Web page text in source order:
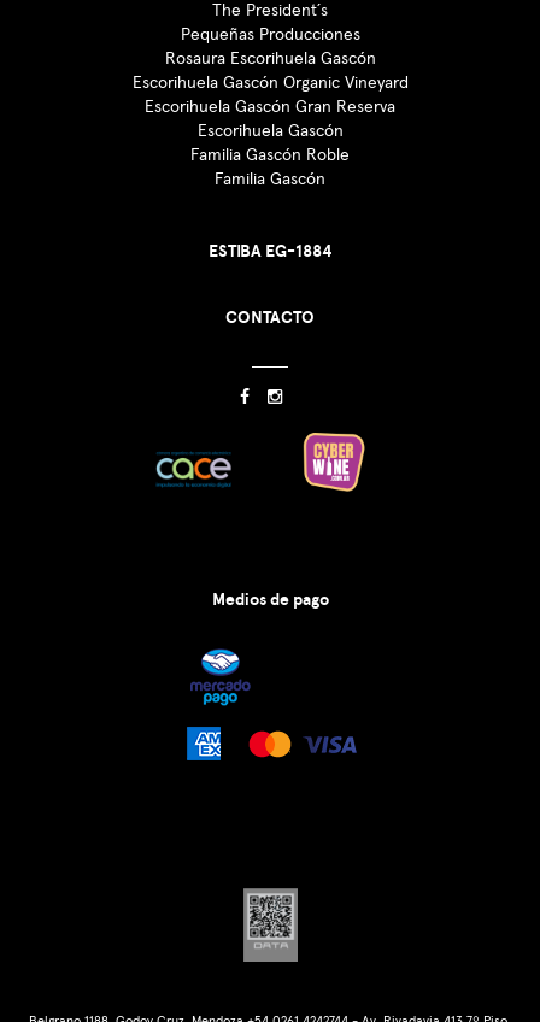
The President´s
Pequeñas Producciones
Rosaura Escorihuela Gascón
Escorihuela Gascón Organic Vineyard
Escorihuela Gascón Gran Reserva
Escorihuela Gascón
Familia Gascón Roble
Familia Gascón
ESTIBA EG-1884
CONTACTO
Medios de pago